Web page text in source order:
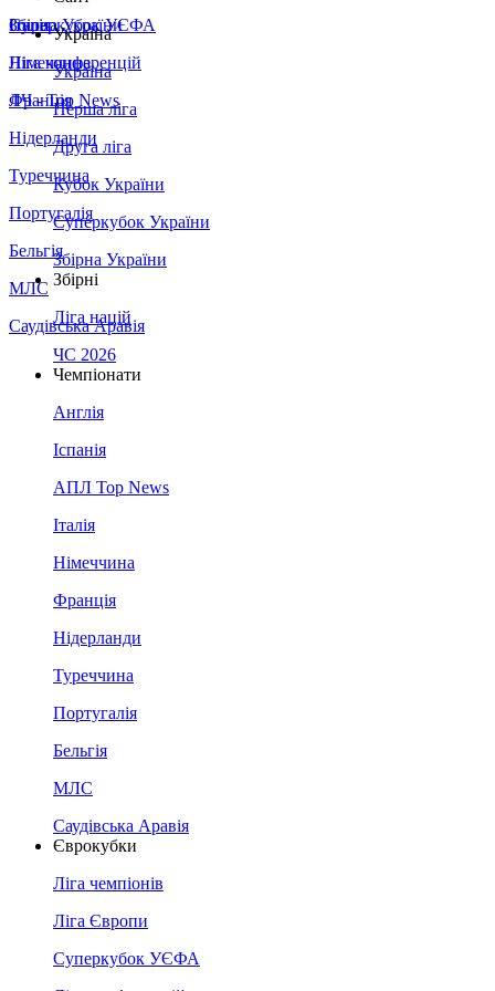
Збірна України
Італія
Німеччина
Франція
Нідерланди
Туреччина
Португалія
Бельгія
МЛС
Саудівська Аравія
Суперкубок УЄФА
Ліга конференцій
ЛЧ - Top News
Україна
Україна
Перша ліга
Друга ліга
Кубок України
Суперкубок України
Збірна України
Збірні
Ліга націй
ЧС 2026
Чемпіонати
Англія
Іспанія
АПЛ Top News
Італія
Німеччина
Франція
Нідерланди
Туреччина
Португалія
Бельгія
МЛС
Саудівська Аравія
Єврокубки
Ліга чемпіонів
Ліга Європи
Суперкубок УЄФА